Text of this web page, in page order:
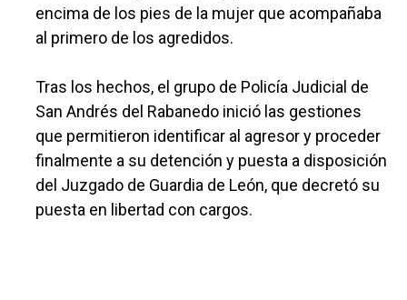
encima de los pies de la mujer que acompañaba
al primero de los agredidos.
Tras los hechos, el grupo de Policía Judicial de
San Andrés del Rabanedo inició las gestiones
que permitieron identificar al agresor y proceder
finalmente a su detención y puesta a disposición
del Juzgado de Guardia de León, que decretó su
puesta en libertad con cargos.